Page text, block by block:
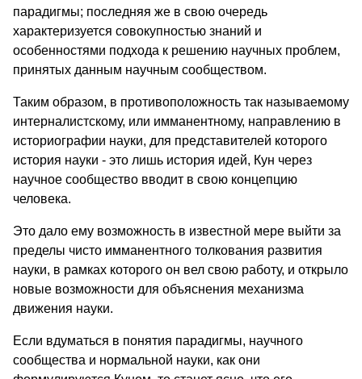
парадигмы; последняя же в свою очередь
характеризуется совокупностью знаний и
особенностями подхода к решению научных проблем,
принятых данным научным сообществом.
Таким образом, в противоположность так называемому
интерналистскому, или имманентному, направлению в
историографии науки, для представителей которого
история науки - это лишь история идей, Кун через
научное сообщество вводит в свою концепцию
человека.
Это дало ему возможность в известной мере выйти за
пределы чисто имманентного толкования развития
науки, в рамках которого он вел свою работу, и открыло
новые возможности для объяснения механизма
движения науки.
Если вдуматься в понятия парадигмы, научного
сообщества и нормальной науки, как они